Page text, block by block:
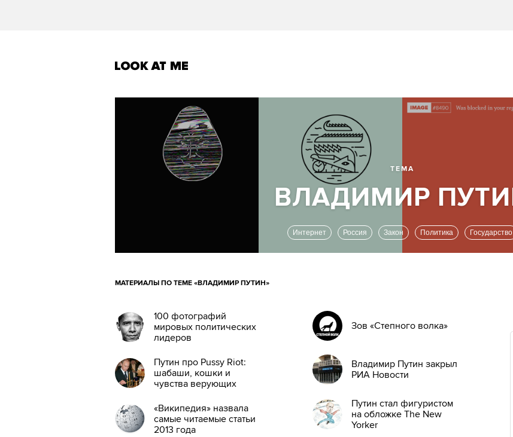
ТЕМА
Интернет Россия Закон Политика Государство
МАТЕРИАЛЫ ПО ТЕМЕ «ВЛАДИМИР ПУТИН»
100 фотографий
мировых политических
лидеров
Путин про Pussy Riot:
шабаши, кошки и
чувства верующих
«Википедия» назвала
самые читаемые статьи
2013 года
Зов «Степного волка»
Владимир Путин закрыл
РИА Новости
Путин стал фигуристом
на обложке The New
Yorker